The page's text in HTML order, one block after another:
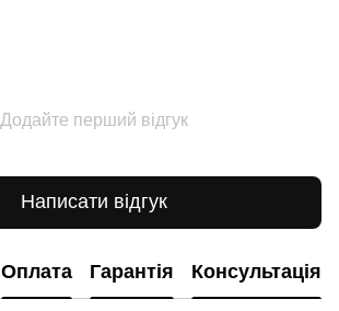
Додайте перший відгук
Написати відгук
Оплата Гарантія Консультація